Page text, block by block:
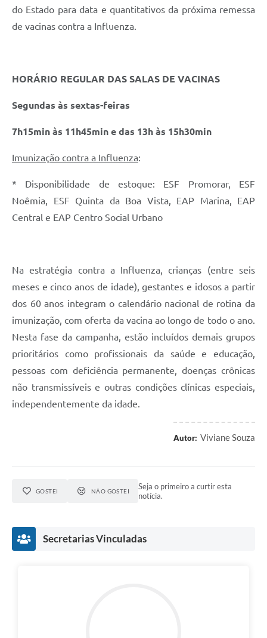
do Estado para data e quantitativos da próxima remessa
de vacinas contra a Influenza.
HORÁRIO REGULAR DAS SALAS DE VACINAS
Segundas às sextas-feiras
7h15min às 11h45min e das 13h às 15h30min
Imunização contra a Influenza:
* Disponibilidade de estoque: ESF Promorar, ESF
Noêmia, ESF Quinta da Boa Vista, EAP Marina, EAP
Central e EAP Centro Social Urbano
Na estratégia contra a Influenza, crianças (entre seis
meses e cinco anos de idade), gestantes e idosos a partir
dos 60 anos integram o calendário nacional de rotina da
imunização, com oferta da vacina ao longo de todo o ano.
Nesta fase da campanha, estão incluídos demais grupos
prioritários como profissionais da saúde e educação,
pessoas com deficiência permanente, doenças crônicas
não transmissíveis e outras condições clínicas especiais,
independentemente da idade.
Autor: Viviane Souza
GOSTEI NÃO GOSTEI
Seja o primeiro a curtir esta
notícia.
Secretarias Vinculadas